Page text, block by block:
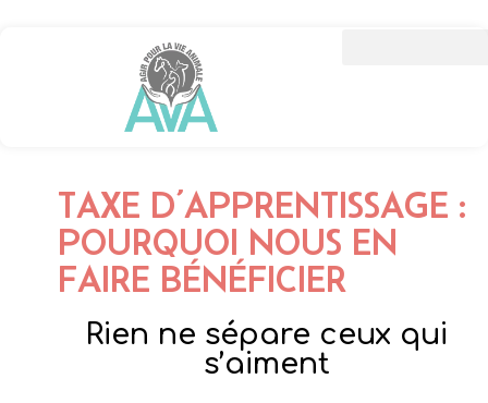
TAXE D’APPRENTISSAGE :
POURQUOI NOUS EN
FAIRE BÉNÉFICIER
Rien ne sépare ceux qui
s’aiment